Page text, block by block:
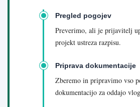
Pregled pogojev
Preverimo, ali je prijavitelj
projekt ustreza razpisu.
Priprava dokumentacije
Zberemo in pripravimo vso
dokumentacijo za oddajo